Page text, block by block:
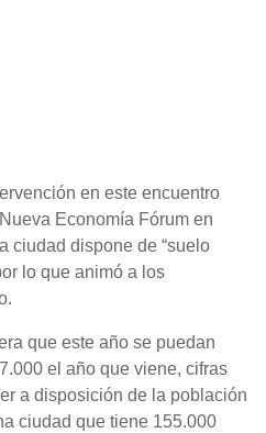
en este encuentro
Economía Fórum en
ciudad dispone de “suelo
lo que animó a los
que este año se puedan
el año que viene, cifras
a disposición de la población
ciudad que tiene 155.000